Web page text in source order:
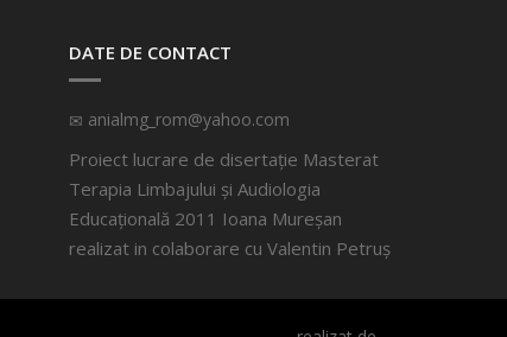
DATE DE CONTACT
anialmg_rom@yahoo.com
Proiect lucrare de disertație Masterat
Terapia Limbajului și Audiologia
Educațională 2011 Ioana Mureșan
realizat in colaborare cu Valentin Petruș